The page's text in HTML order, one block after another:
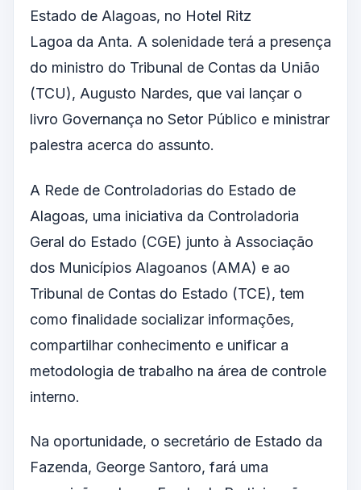
Estado de Alagoas, no Hotel Ritz
Lagoa da Anta. A solenidade terá a presença
do ministro do Tribunal de Contas da União
(TCU), Augusto Nardes, que vai lançar o
livro Governança no Setor Público e ministrar
palestra acerca do assunto.
A Rede de Controladorias do Estado de
Alagoas, uma iniciativa da Controladoria
Geral do Estado (CGE) junto à Associação
dos Municípios Alagoanos (AMA) e ao
Tribunal de Contas do Estado (TCE), tem
como finalidade socializar informações,
compartilhar conhecimento e unificar a
metodologia de trabalho na área de controle
interno.
Na oportunidade, o secretário de Estado da
Fazenda, George Santoro, fará uma